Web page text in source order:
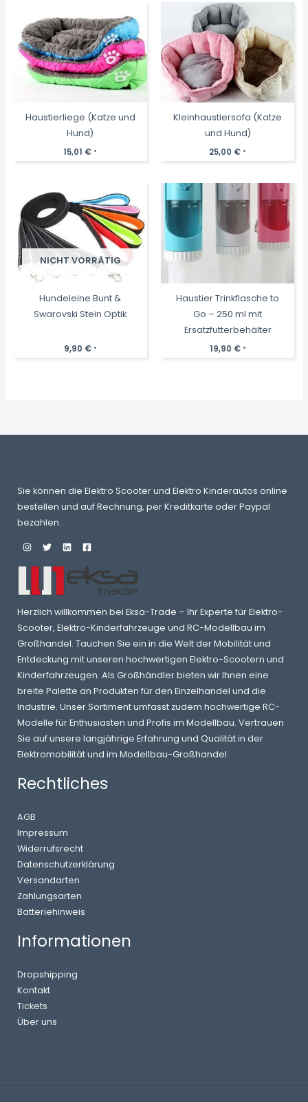
Haustierliege (Katze und
Hund)
15,01 € *
Kleinhaustiersofa (Katze
und Hund)
25,00 € *
NICHT VORRÄTIG
Hundeleine Bunt &
Swarovski Stein Optik
9,90 € *
Haustier Trinkflasche to
Go – 250 ml mit
Ersatzfutterbehälter
19,90 € *
Sie können die Elektro Scooter und Elektro Kinderautos online
bestellen und auf Rechnung, per Kreditkarte oder Paypal
bezahlen.
Herzlich willkommen bei Eksa-Trade – Ihr Experte für Elektro-
Scooter, Elektro-Kinderfahrzeuge und RC-Modellbau im
Großhandel. Tauchen Sie ein in die Welt der Mobilität und
Entdeckung mit unseren hochwertigen Elektro-Scootern und
Kinderfahrzeugen. Als Großhändler bieten wir Ihnen eine
breite Palette an Produkten für den Einzelhandel und die
Industrie. Unser Sortiment umfasst zudem hochwertige RC-
Modelle für Enthusiasten und Profis im Modellbau. Vertrauen
Sie auf unsere langjährige Erfahrung und Qualität in der
Elektromobilität und im Modellbau-Großhandel.
Rechtliches
AGB
Impressum
Widerrufsrecht
Datenschutzerklärung
Versandarten
Zahlungsarten
Batteriehinweis
Informationen
Dropshipping
Kontakt
Tickets
Über uns